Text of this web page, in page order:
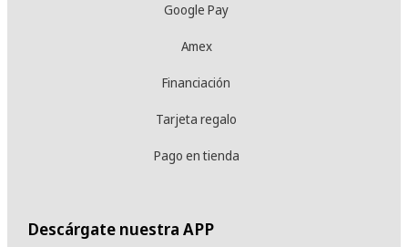
Google Pay
Amex
Financiación
Tarjeta regalo
Pago en tienda
Descárgate nuestra APP